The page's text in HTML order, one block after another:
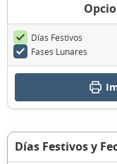
Días Festivos
Fases Lunares
Días Festivos y